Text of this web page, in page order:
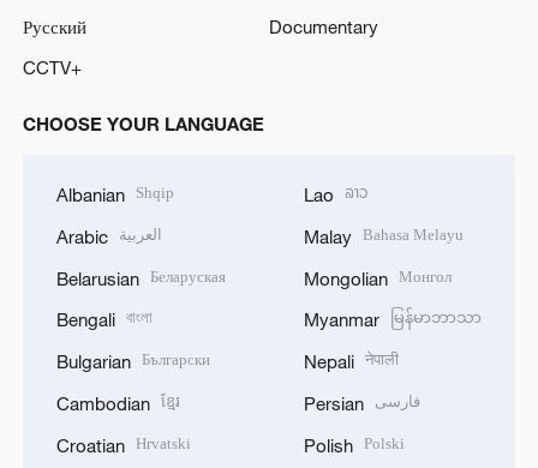
Русский
Documentary
CCTV+
CHOOSE YOUR LANGUAGE
Albanian Shqip
Arabic العربية
Belarusian Беларуская
Bengali বাংলা
Bulgarian Български
Cambodian ខ្មែរ
Croatian Hrvatski
Lao ລາວ
Malay Bahasa Melayu
Mongolian Монгол
Myanmar မြန်မာဘာသာ
Nepali नेपाली
Persian فارسی
Polish Polski